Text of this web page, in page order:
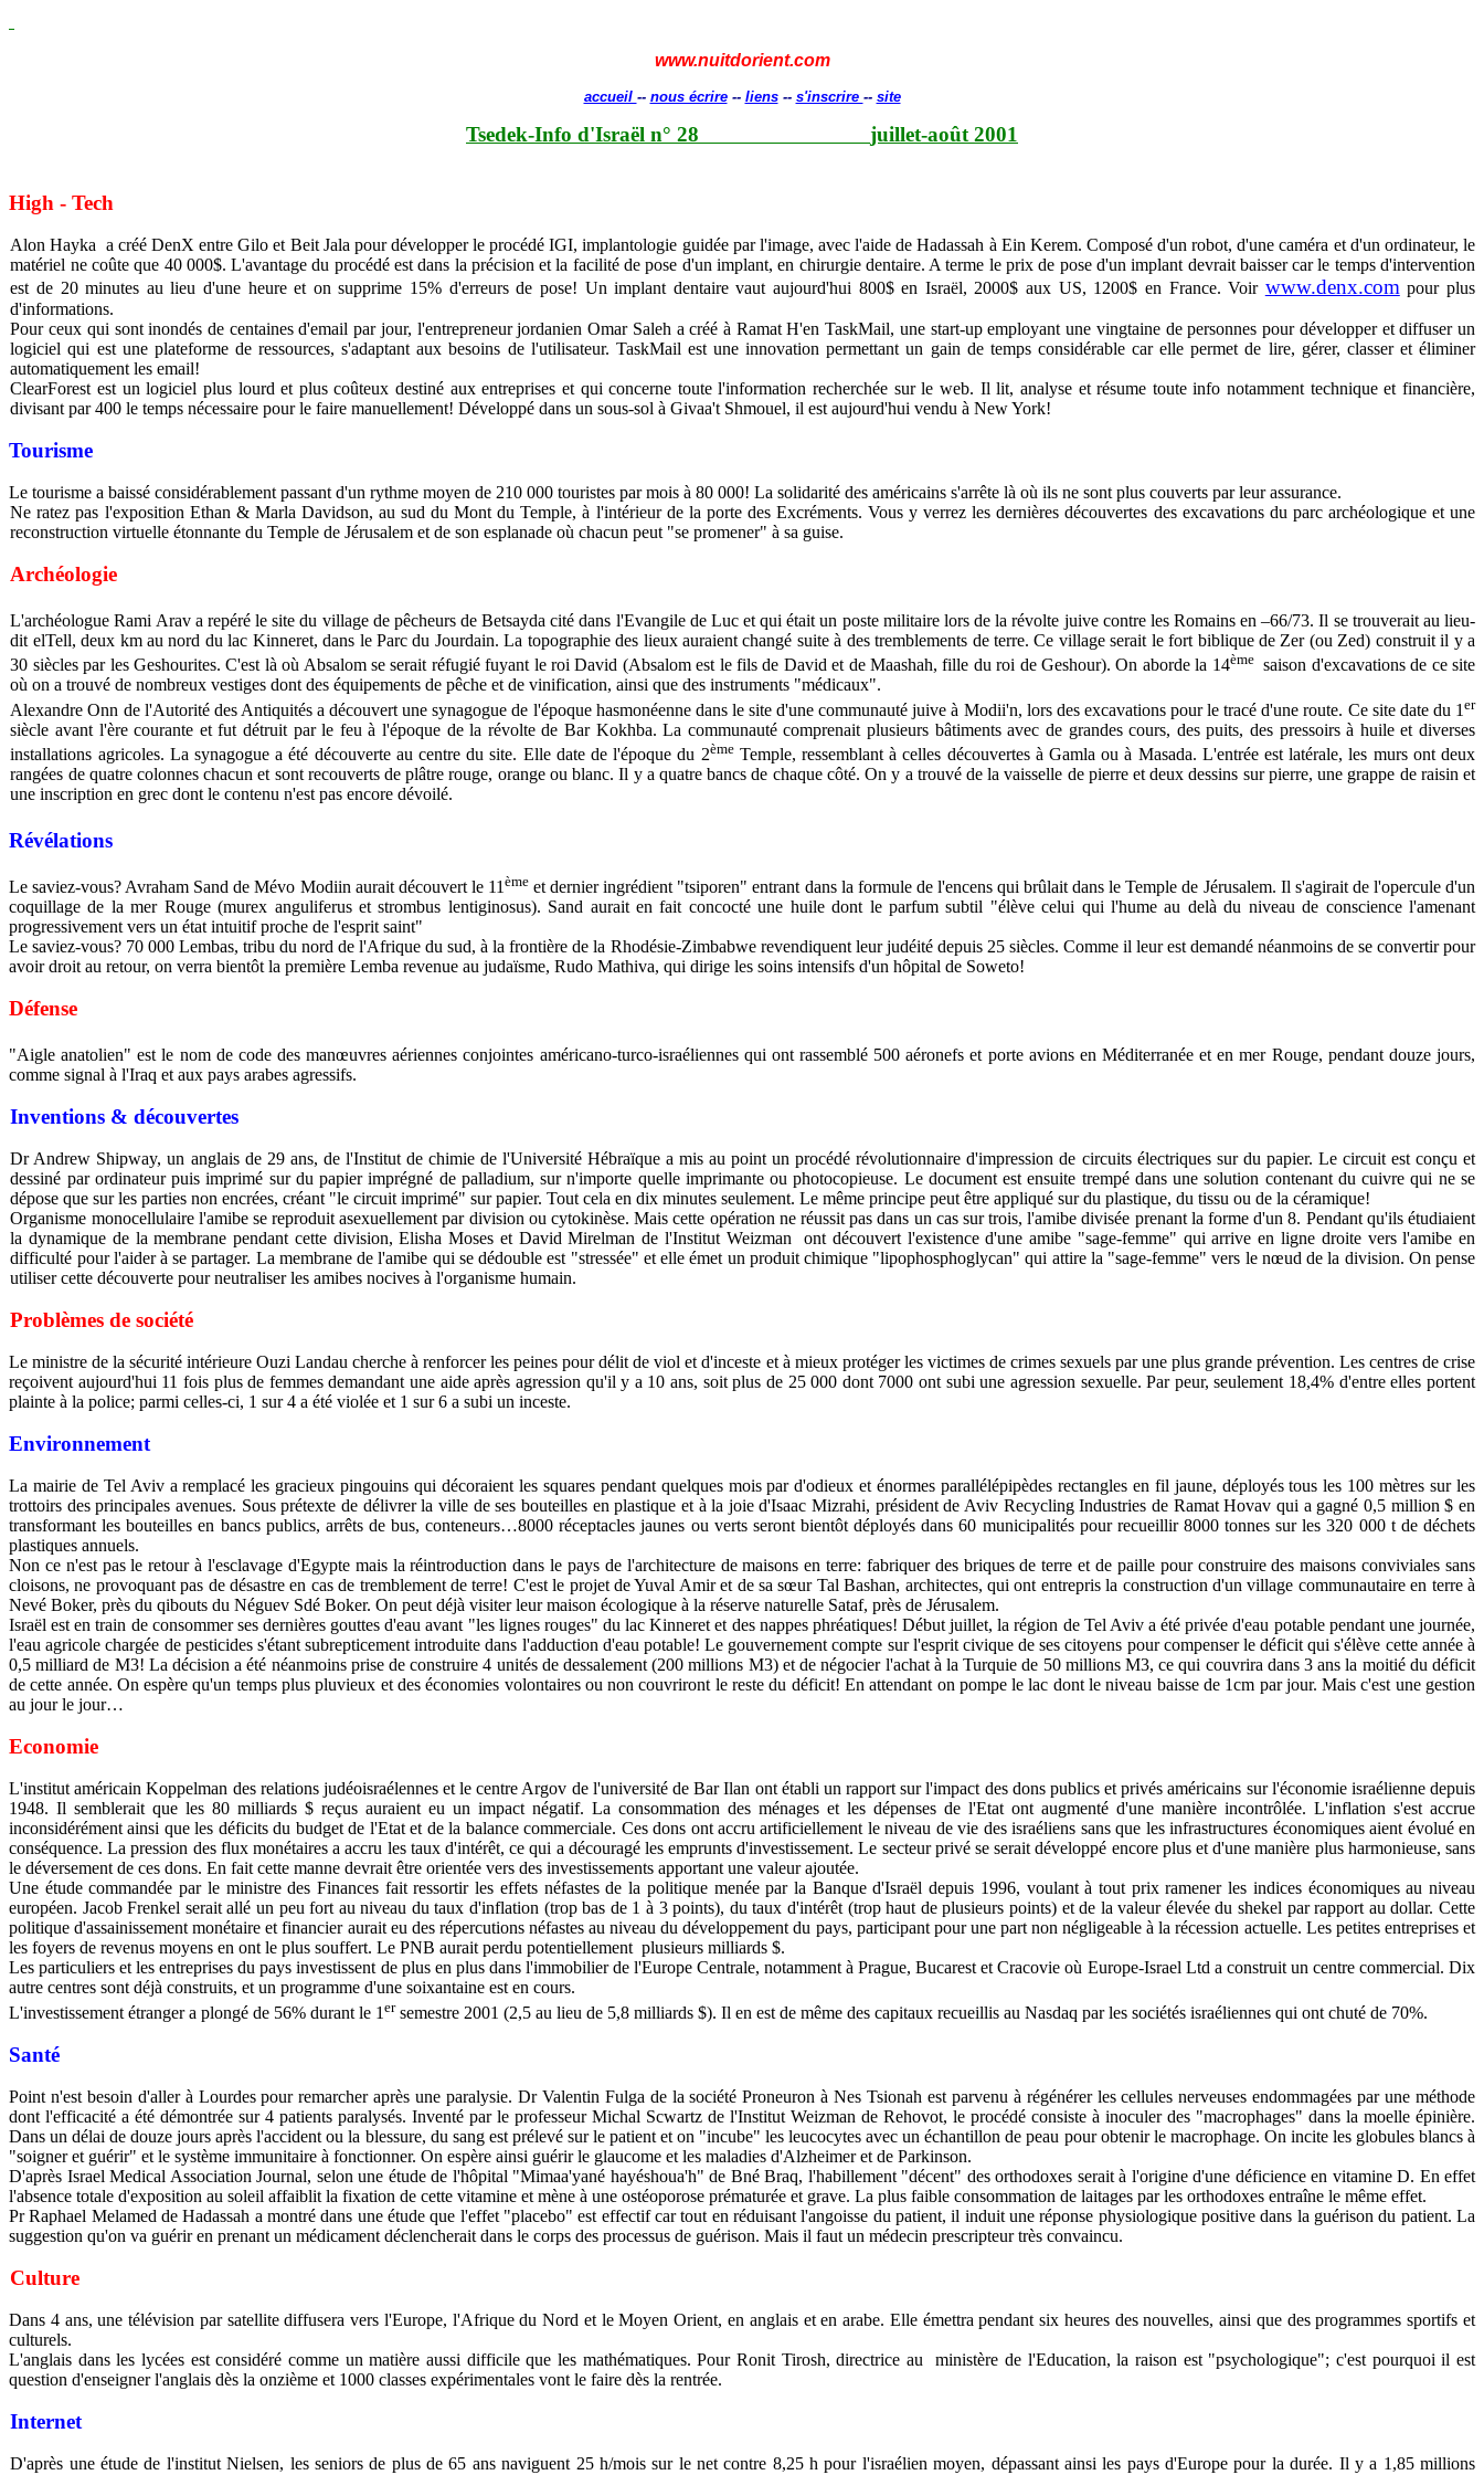
www.nuitdorient.com
accueil -- nous écrire-- liens-- s'inscrire -- site
Tsedek-Info d'Israël n° 28 juillet-août 2001
High - Tech
Alon Hayka a créé DenX entre Gilo et Beit Jala pour développer le procédé IGI, implantologie guidée par l'image, avec l'aide de Hadassah à Ein Kerem. Composé d'un robot, d'une caméra et d'un ordinateur, le
matériel ne coûte que 40 000$. L'avantage du procédé est dans la précision et la facilité de pose d'un implant, en chirurgie dentaire. A terme le prix de pose d'un implant devrait baisser car le temps d'intervention
est de 20 minutes au lieu d'une heure et on supprime 15% d'erreurs de pose! Un implant dentaire vaut aujourd'hui 800$ en Israël, 2000$ aux US, 1200$ en France. Voir www.denx.com pour plus
d'informations.
Pour ceux qui sont inondés de centaines d'email par jour, l'entrepreneur jordanien Omar Saleh a créé à Ramat H'en TaskMail, une start-up employant une vingtaine de personnes pour développer et diffuser un
logiciel qui est une plateforme de ressources, s'adaptant aux besoins de l'utilisateur. TaskMail est une innovation permettant un gain de temps considérable car elle permet de lire, gérer, classer et éliminer
automatiquement les email!
ClearForest est un logiciel plus lourd et plus coûteux destiné aux entreprises et qui concerne toute l'information recherchée sur le web. Il lit, analyse et résume toute info notamment technique et financière,
divisant par 400 le temps nécessaire pour le faire manuellement! Développé dans un sous-sol à Givaa't Shmouel, il est aujourd'hui vendu à New York!
Tourisme
Le tourisme a baissé considérablement passant d'un rythme moyen de 210 000 touristes par mois à 80 000! La solidarité des américains s'arrête là où ils ne sont plus couverts par leur assurance.
Ne ratez pas l'exposition Ethan & Marla Davidson, au sud du Mont du Temple, à l'intérieur de la porte des Excréments. Vous y verrez les dernières découvertes des excavations du parc archéologique et une
reconstruction virtuelle étonnante du Temple de Jérusalem et de son esplanade où chacun peut "se promener" à sa guise.
Archéologie
L'archéologue Rami Arav a repéré le site du village de pêcheurs de Betsayda cité dans l'Evangile de Luc et qui était un poste militaire lors de la révolte juive contre les Romains en –66/73. Il se trouverait au lieu-
dit elTell, deux km au nord du lac Kinneret, dans le Parc du Jourdain. La topographie des lieux auraient changé suite à des tremblements de terre. Ce village serait le fort biblique de Zer (ou Zed) construit il y a
30 siècles par les Geshourites. C'est là où Absalom se serait réfugié fuyant le roi David (Absalom est le fils de David et de Maashah, fille du roi de Geshour). On aborde la 14ème saison d'excavations de ce site
où on a trouvé de nombreux vestiges dont des équipements de pêche et de vinification, ainsi que des instruments "médicaux".
Alexandre Onn de l'Autorité des Antiquités a découvert une synagogue de l'époque hasmonéenne dans le site d'une communauté juive à Modii'n, lors des excavations pour le tracé d'une route. Ce site date du 1 er
siècle avant l'ère courante et fut détruit par le feu à l'époque de la révolte de Bar Kokhba. La communauté comprenait plusieurs bâtiments avec de grandes cours, des puits, des pressoirs à huile et diverses
installations agricoles. La synagogue a été découverte au centre du site. Elle date de l'époque du 2èmeTemple, ressemblant à celles découvertes à Gamla ou à Masada. L'entrée est latérale, les murs ont deux
rangées de quatre colonnes chacun et sont recouverts de plâtre rouge, orange ou blanc. Il y a quatre bancs de chaque côté. On y a trouvé de la vaisselle de pierre et deux dessins sur pierre, une grappe de raisin et
une inscription en grec dont le contenu n'est pas encore dévoilé.
Révélations
Le saviez-vous? Avraham Sand de Mévo Modiin aurait découvert le 11 èmeet dernier ingrédient "tsiporen" entrant dans la formule de l'encens qui brûlait dans le Temple de Jérusalem. Il s'agirait de l'opercule d'un
coquillage de la mer Rouge (murex anguliferus et strombus lentiginosus). Sand aurait en fait concocté une huile dont le parfum subtil "élève celui qui l'hume au delà du niveau de conscience l'amenant
progressivement vers un état intuitif proche de l'esprit saint"
Le saviez-vous? 70 000 Lembas, tribu du nord de l'Afrique du sud, à la frontière de la Rhodésie-Zimbabwe revendiquent leur judéité depuis 25 siècles. Comme il leur est demandé néanmoins de se convertir pour
avoir droit au retour, on verra bientôt la première Lemba revenue au judaïsme, Rudo Mathiva, qui dirige les soins intensifs d'un hôpital de Soweto!
Défense
"Aigle anatolien" est le nom de code des manœuvres aériennes conjointes américano-turco-israéliennes qui ont rassemblé 500 aéronefs et porte avions en Méditerranée et en mer Rouge, pendant douze jours,
comme signal à l'Iraq et aux pays arabes agressifs.
Inventions & découvertes
Dr Andrew Shipway, un anglais de 29 ans, de l'Institut de chimie de l'Université Hébraïque a mis au point un procédé révolutionnaire d'impression de circuits électriques sur du papier. Le circuit est conçu et
dessiné par ordinateur puis imprimé sur du papier imprégné de palladium, sur n'importe quelle imprimante ou photocopieuse. Le document est ensuite trempé dans une solution contenant du cuivre qui ne se
dépose que sur les parties non encrées, créant "le circuit imprimé" sur papier. Tout cela en dix minutes seulement. Le même principe peut être appliqué sur du plastique, du tissu ou de la céramique!
Organisme monocellulaire l'amibe se reproduit asexuellement par division ou cytokinèse. Mais cette opération ne réussit pas dans un cas sur trois, l'amibe divisée prenant la forme d'un 8. Pendant qu'ils étudiaient
la dynamique de la membrane pendant cette division, Elisha Moses et David Mirelman de l'Institut Weizman
ont découvert l'existence d'une amibe "sage-femme" qui arrive en ligne droite vers l'amibe en
difficulté pour l'aider à se partager. La membrane de l'amibe qui se dédouble est "stressée" et elle émet un produit chimique "lipophosphoglycan" qui attire la "sage-femme" vers le nœud de la division. On pense
utiliser cette découverte pour neutraliser les amibes nocives à l'organisme humain.
Problèmes de société
Le ministre de la sécurité intérieure Ouzi Landau cherche à renforcer les peines pour délit de viol et d'inceste et à mieux protéger les victimes de crimes sexuels par une plus grande prévention. Les centres de crise
reçoivent aujourd'hui 11 fois plus de femmes demandant une aide après agression qu'il y a 10 ans, soit plus de 25 000 dont 7000 ont subi une agression sexuelle. Par peur, seulement 18,4% d'entre elles portent
plainte à la police; parmi celles-ci, 1 sur 4 a été violée et 1 sur 6 a subi un inceste.
Environnement
La mairie de Tel Aviv a remplacé les gracieux pingouins qui décoraient les squares pendant quelques mois par d'odieux et énormes parallélépipèdes rectangles en fil jaune, déployés tous les 100 mètres sur les
trottoirs des principales avenues. Sous prétexte de délivrer la ville de ses bouteilles en plastique et à la joie d'Isaac Mizrahi, président de Aviv Recycling Industries de Ramat Hovav qui a gagné 0,5 million $ en
transformant les bouteilles en bancs publics, arrêts de bus, conteneurs…8000 réceptacles jaunes ou verts seront bientôt déployés dans 60 municipalités pour recueillir 8000 tonnes sur les 320 000 t de déchets
plastiques annuels.
Non ce n'est pas le retour à l'esclavage d'Egypte mais la réintroduction dans le pays de l'architecture de maisons en terre: fabriquer des briques de terre et de paille pour construire des maisons conviviales sans
cloisons, ne provoquant pas de désastre en cas de tremblement de terre! C'est le projet de Yuval Amir et de sa sœur Tal Bashan, architectes, qui ont entrepris la construction d'un village communautaire en terre à
Nevé Boker, près du qibouts du Néguev Sdé Boker. On peut déjà visiter leur maison écologique à la réserve naturelle Sataf, près de Jérusalem.
Israël est en train de consommer ses dernières gouttes d'eau avant "les lignes rouges" du lac Kinneret et des nappes phréatiques! Début juillet, la région de Tel Aviv a été privée d'eau potable pendant une journée,
l'eau agricole chargée de pesticides s'étant subrepticement introduite dans l'adduction d'eau potable! Le gouvernement compte sur l'esprit civique de ses citoyens pour compenser le déficit qui s'élève cette année à
0,5 milliard de M3! La décision a été néanmoins prise de construire 4 unités de dessalement (200 millions M3) et de négocier l'achat à la Turquie de 50 millions M3, ce qui couvrira dans 3 ans la moitié du déficit
de cette année. On espère qu'un temps plus pluvieux et des économies volontaires ou non couvriront le reste du déficit! En attendant on pompe le lac dont le niveau baisse de 1cm par jour. Mais c'est une gestion
au jour le jour…
Economie
L'institut américain Koppelman des relations judéoisraélennes et le centre Argov de l'université de Bar Ilan ont établi un rapport sur l'impact des dons publics et privés américains sur l'économie israélienne depuis
1948. Il semblerait que les 80 milliards $ reçus auraient eu un impact négatif. La consommation des ménages et les dépenses de l'Etat ont augmenté d'une manière incontrôlée. L'inflation s'est accrue
inconsidérément ainsi que les déficits du budget de l'Etat et de la balance commerciale. Ces dons ont accru artificiellement le niveau de vie des israéliens sans que les infrastructures économiques aient évolué en
conséquence. La pression des flux monétaires a accru les taux d'intérêt, ce qui a découragé les emprunts d'investissement. Le secteur privé se serait développé encore plus et d'une manière plus harmonieuse, sans
le déversement de ces dons. En fait cette manne devrait être orientée vers des investissements apportant une valeur ajoutée.
Une étude commandée par le ministre des Finances fait ressortir les effets néfastes de la politique menée par la Banque d'Israël depuis 1996, voulant à tout prix ramener les indices économiques au niveau
européen. Jacob Frenkel serait allé un peu fort au niveau du taux d'inflation (trop bas de 1 à 3 points), du taux d'intérêt (trop haut de plusieurs points) et de la valeur élevée du shekel par rapport au dollar. Cette
politique d'assainissement monétaire et financier aurait eu des répercutions néfastes au niveau du développement du pays, participant pour une part non négligeable à la récession actuelle. Les petites entreprises et
les foyers de revenus moyens en ont le plus souffert. Le PNB aurait perdu potentiellement plusieurs milliards $.
Les particuliers et les entreprises du pays investissent de plus en plus dans l'immobilier de l'Europe Centrale, notamment à Prague, Bucarest et Cracovie où Europe-Israel Ltd a construit un centre commercial. Dix
autre centres sont déjà construits, et un programme d'une soixantaine est en cours.
L'investissement étranger a plongé de 56% durant le 1 ersemestre 2001 (2,5 au lieu de 5,8 milliards $). Il en est de même des capitaux recueillis au Nasdaq par les sociétés israéliennes qui ont chuté de 70%.
Santé
Point n'est besoin d'aller à Lourdes pour remarcher après une paralysie. Dr Valentin Fulga de la société Proneuron à Nes Tsionah est parvenu à régénérer les cellules nerveuses endommagées par une méthode
dont l'efficacité a été démontrée sur 4 patients paralysés. Inventé par le professeur Michal Scwartz de l'Institut Weizman de Rehovot, le procédé consiste à inoculer des "macrophages" dans la moelle épinière.
Dans un délai de douze jours après l'accident ou la blessure, du sang est prélevé sur le patient et on "incube" les leucocytes avec un échantillon de peau pour obtenir le macrophage. On incite les globules blancs à
"soigner et guérir" et le système immunitaire à fonctionner. On espère ainsi guérir le glaucome et les maladies d'Alzheimer et de Parkinson.
D'après Israel Medical Association Journal, selon une étude de l'hôpital "Mimaa'yané hayéshoua'h" de Bné Braq, l'habillement "décent" des orthodoxes serait à l'origine d'une déficience en vitamine D. En effet
l'absence totale d'exposition au soleil affaiblit la fixation de cette vitamine et mène à une ostéoporose prématurée et grave. La plus faible consommation de laitages par les orthodoxes entraîne le même effet.
Pr Raphael Melamed de Hadassah a montré dans une étude que l'effet "placebo" est effectif car tout en réduisant l'angoisse du patient, il induit une réponse physiologique positive dans la guérison du patient. La
suggestion qu'on va guérir en prenant un médicament déclencherait dans le corps des processus de guérison. Mais il faut un médecin prescripteur très convaincu.
Culture
Dans 4 ans, une télévision par satellite diffusera vers l'Europe, l'Afrique du Nord et le Moyen Orient, en anglais et en arabe. Elle émettra pendant six heures des nouvelles, ainsi que des programmes sportifs et
culturels.
L'anglais dans les lycées est considéré comme un matière aussi difficile que les mathématiques. Pour Ronit Tirosh, directrice au
ministère de l'Education, la raison est "psychologique"; c'est pourquoi il est
question d'enseigner l'anglais dès la onzième et 1000 classes expérimentales vont le faire dès la rentrée.
Internet
D'après une étude de l'institut Nielsen, les seniors de plus de 65 ans naviguent 25 h/mois sur le net contre 8,25 h pour l'israélien moyen, dépassant ainsi les pays d'Europe pour la durée. Il y a 1,85 millions